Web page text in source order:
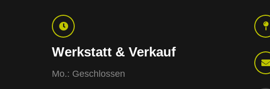
Werkstatt & Verkauf
Mo.: Geschlossen